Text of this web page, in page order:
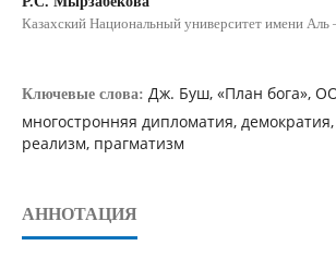
Казахский Национальный университет имени Аль
Ключевые слова: Дж. Буш, «План бога»,
многостронняя дипломатия,
реализм, прагматизм
АННОТАЦИЯ